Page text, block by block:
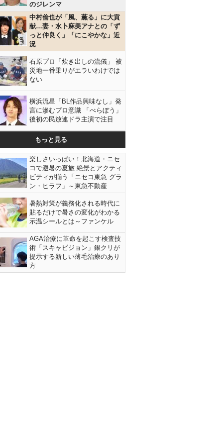
のジレンマ
中村倫也が「風、薫る」に大貢
献…妻・水卜麻美アナとの「ず
っと仲良く」「にこやかな」近
況
石原プロ「炊き出しの流儀」 被
災地一番乗りがエラいわけでは
ない
横浜流星「BL作品興味なし」発
言に滲むプロ意識 「べらぼう」
後初の民放連ドラ主演で注目
もっと見る
楽しさいっぱい！北海道・ニセ
コで避暑の夏旅 絶景とアクティ
ビティが揃う「ニセコ東急 グラ
ン・ヒラフ」～東急不動産
暑熱対策が義務化される時代に
貼るだけで暑さの変化がわかる
示温シールとは～ファンケル
AGA治療に革命を起こす検査技
術「スキャビジョン」銀クリが
提示する新しい薄毛治療のあり
方